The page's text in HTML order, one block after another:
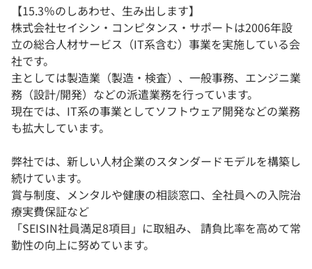
個人向けプラン
法人向けプラン
学校向けプラン
契約内容・クーポン
【15.3％のしあわせ、生み出します】
株式会社セイシン・コンピタンス・サポートは2006年設
立の総合人材サービス（IT系含む）事業を実施している会
社です。
主としては製造業（製造・検査）、一般事務、エンジニ業
務（設計/開発）などの派遣業務を行っています。
現在では、IT系の事業としてソフトウェア開発などの業務
も拡大しています。
弊社では、新しい人材企業のスタンダードモデルを構築し
続けています。
賞与制度、メンタルや健康の相談窓口、全社員への入院治
療実費保証など
「SEISIN社員満足8項目」に取組み、 請負比率を高めて常
勤性の向上に努めています。